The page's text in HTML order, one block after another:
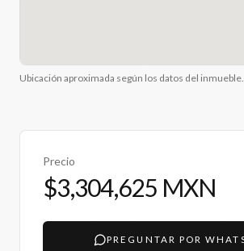
Ubicación aproximada según los datos del inmueble.
Precio
$3,304,625 MXN
PREGUNTAR POR